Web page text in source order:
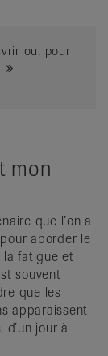
ou, pour
mon
que l’on a
aborder le
la fatigue et
souvent
que les
apparaissent
jour à